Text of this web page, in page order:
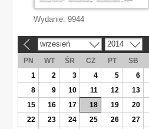
Wydanie: 9944
wrzesień 2014
PN WT ŚR CZ PT SB
1
2 3 4 5 6
8
9 10 11 12 13
15
16 17 18 19 20
22
23 24 25 26 27